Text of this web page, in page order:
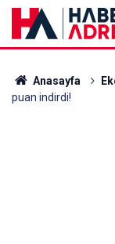
Anasayfa
puan indirdi!